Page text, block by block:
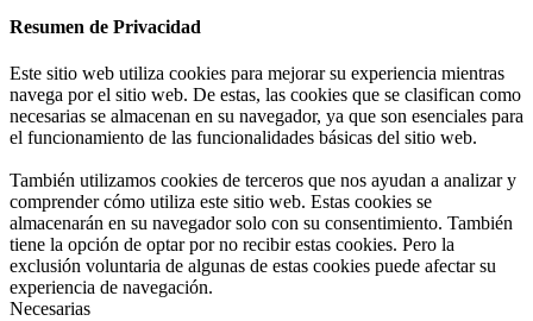
Resumen de Privacidad
Este sitio web utiliza cookies para mejorar su experiencia mientras
navega por el sitio web. De estas, las cookies que se clasifican como
necesarias se almacenan en su navegador, ya que son esenciales para
el funcionamiento de las funcionalidades básicas del sitio web.
También utilizamos cookies de terceros que nos ayudan a analizar y
comprender cómo utiliza este sitio web. Estas cookies se
almacenarán en su navegador solo con su consentimiento. También
tiene la opción de optar por no recibir estas cookies. Pero la
exclusión voluntaria de algunas de estas cookies puede afectar su
experiencia de navegación.
Necesarias